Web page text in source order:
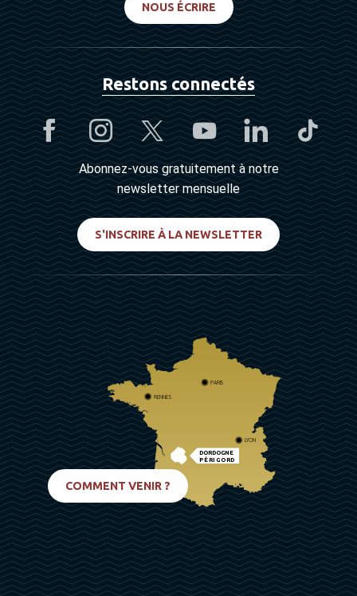
NOUS ÉCRIRE
Restons connectés
Abonnez-vous gratuitement à notre
newsletter mensuelle
S'INSCRIRE À LA NEWSLETTER
DORDOGNE
PÉRIGORD
PARIS
RENNES
LYON
COMMENT VENIR ?